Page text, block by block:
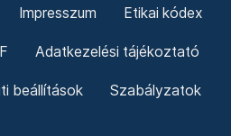
Impresszum Etikai kódex
Adatkezelési tájékoztató
beállítások Szabályzatok